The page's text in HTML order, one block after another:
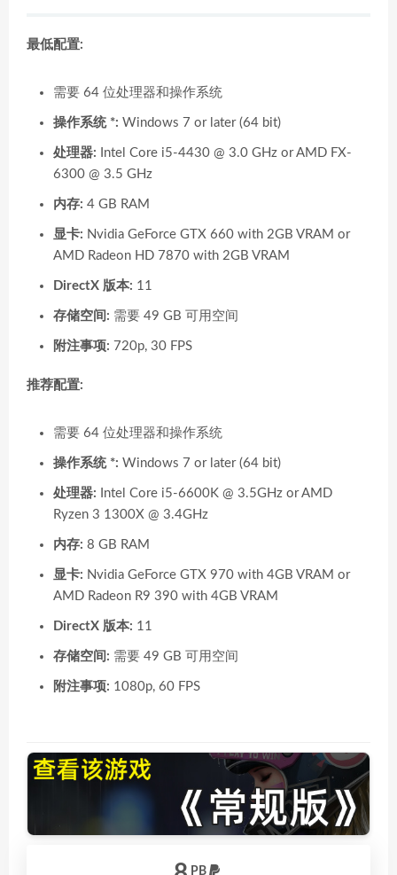
最低配置:
需要 64 位处理器和操作系统
操作系统 *: Windows 7 or later (64 bit)
处理器: Intel Core i5-4430 @ 3.0 GHz or AMD FX-
6300 @ 3.5 GHz
内存: 4 GB RAM
显卡: Nvidia GeForce GTX 660 with 2GB VRAM or
AMD Radeon HD 7870 with 2GB VRAM
DirectX 版本: 11
存储空间: 需要 49 GB 可用空间
附注事项: 720p, 30 FPS
推荐配置:
需要 64 位处理器和操作系统
操作系统 *: Windows 7 or later (64 bit)
处理器: Intel Core i5-6600K @ 3.5GHz or AMD
Ryzen 3 1300X @ 3.4GHz
内存: 8 GB RAM
显卡: Nvidia GeForce GTX 970 with 4GB VRAM or
AMD Radeon R9 390 with 4GB VRAM
DirectX 版本: 11
存储空间: 需要 49 GB 可用空间
附注事项: 1080p, 60 FPS
PB